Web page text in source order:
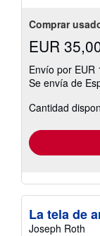
Comprar
EUR
Envío por EUR
Se envía de
Cantidad
La tela de
Joseph Roth